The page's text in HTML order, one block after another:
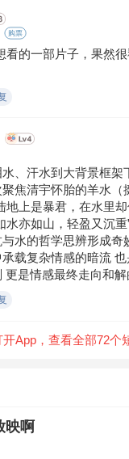
购票
看的一部片子，果然
水、汗水到大背景框架
焦清宇怀胎的羊水（
地上是暴君，在水里
水亦如山，轻盈又沉
水的哲学思辨形成奇
载复杂情感的暗流
更是情感最终走向和解
开App，查看全部72个
映啊